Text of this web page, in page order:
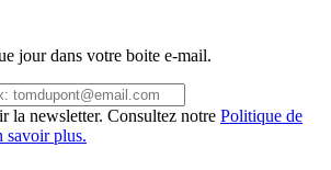
jour dans votre boite e-mail.
la newsletter. Consultez notre Politique de
savoir plus.